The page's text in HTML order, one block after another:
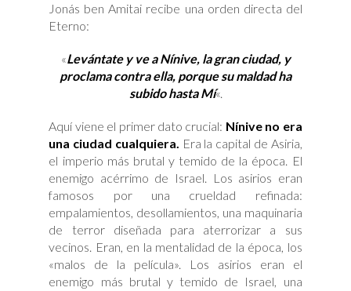
Jonás ben Amitai recibe una orden directa del
Eterno:
«Levántate y ve a Nínive, la gran ciudad, y
proclama contra ella, porque su maldad ha
subido hasta Mí«.
Aquí viene el primer dato crucial: Nínive no era
una ciudad cualquiera. Era la capital de Asiria,
el imperio más brutal y temido de la época. El
enemigo acérrimo de Israel. Los asirios eran
famosos por una crueldad refinada:
empalamientos, desollamientos, una maquinaria
de terror diseñada para aterrorizar a sus
vecinos. Eran, en la mentalidad de la época, los
«malos de la película». Los asirios eran el
enemigo más brutal y temido de Israel, una